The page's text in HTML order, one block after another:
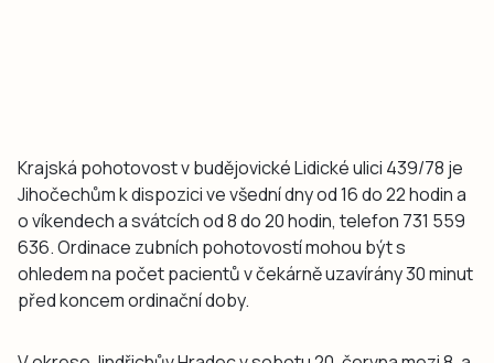
Krajská pohotovost v budějovické Lidické ulici 439/78 je
Jihočechům k dispozici ve všední dny od 16 do 22 hodin a
o víkendech a svátcích od 8 do 20 hodin, telefon 731 559
636. Ordinace zubních pohotovostí mohou být s
ohledem na počet pacientů v čekárně uzavírány 30 minut
před koncem ordinační doby.